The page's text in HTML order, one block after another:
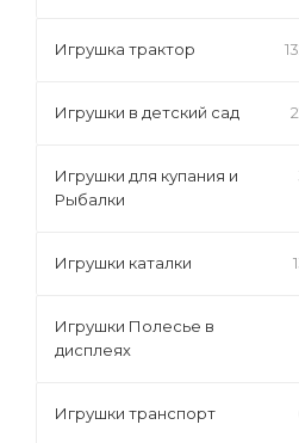
Игрушка трактор
Игрушки в детский сад
Игрушки для купания и
Рыбалки
Игрушки каталки
Игрушки Полесье в
дисплеях
Игрушки транспорт